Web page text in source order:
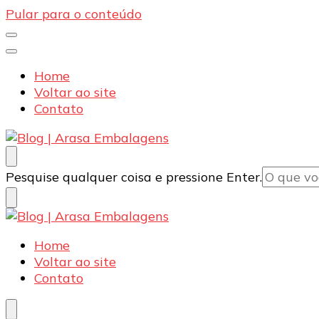
Pular para o conteúdo
Home
Voltar ao site
Contato
Blog | Arasa Embalagens
Confira conteúdos sobre embalagens para pizzas,
Procurando
algo?
Pesquise qualquer coisa e pressione Enter.
Blog | Arasa Embalagens
Confira conteúdos sobre embalagens para pizzas,
Home
Voltar ao site
Contato